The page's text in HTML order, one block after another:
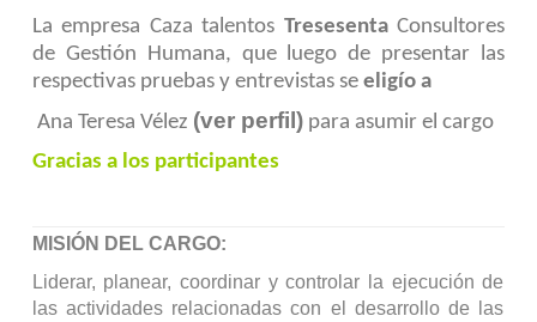
La empresa Caza talentos TresesentaConsultores
de Gestión Humana, que luego de presentar las
respectivas pruebas y entrevistas seeligío a
Ana Teresa Vélez (ver perfil)para asumir el cargo
Gracias a los participantes
MISIÓN DEL CARGO:
Liderar, planear, coordinar y controlar la ejecución de
las actividades relacionadas con el desarrollo de las